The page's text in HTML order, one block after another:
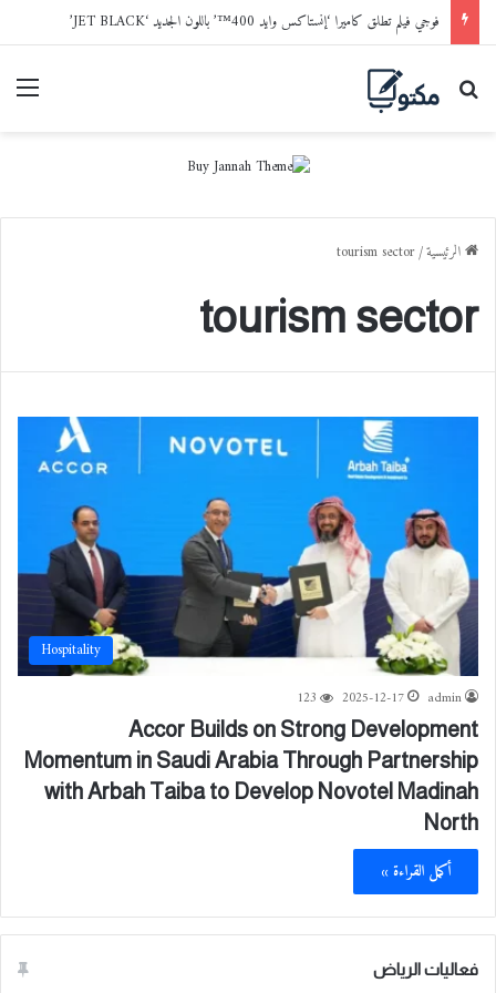
فوجي فيلم تطلق كاميرا ‘إنستاكس وايد 400™’ باللون الجديد ‘JET BLACK’
بحث عن
الرئيسية/
tourism sector
tourism sector
Hospitality
admin
2025-12-17
123
Accor Builds on Strong Development
Momentum in Saudi Arabia Through Partnership
with Arbah Taiba to Develop Novotel Madinah
North
أكمل القراءة »
فعاليات الرياض